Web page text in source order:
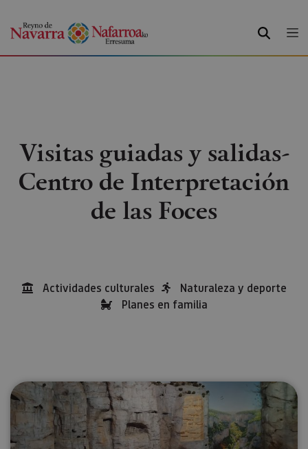
BUSCAR
Visitas guiadas y salidas-
Centro de Interpretación
de las Foces
Actividades culturales
Naturaleza y deporte
Planes en familia